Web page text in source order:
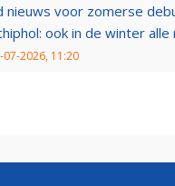
nieuws voor zomerse
ook in de winter alle
07-2026, 11:20